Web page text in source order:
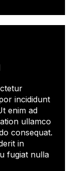
incididunt
enim ad
ullamco
consequat.
in
fugiat nulla